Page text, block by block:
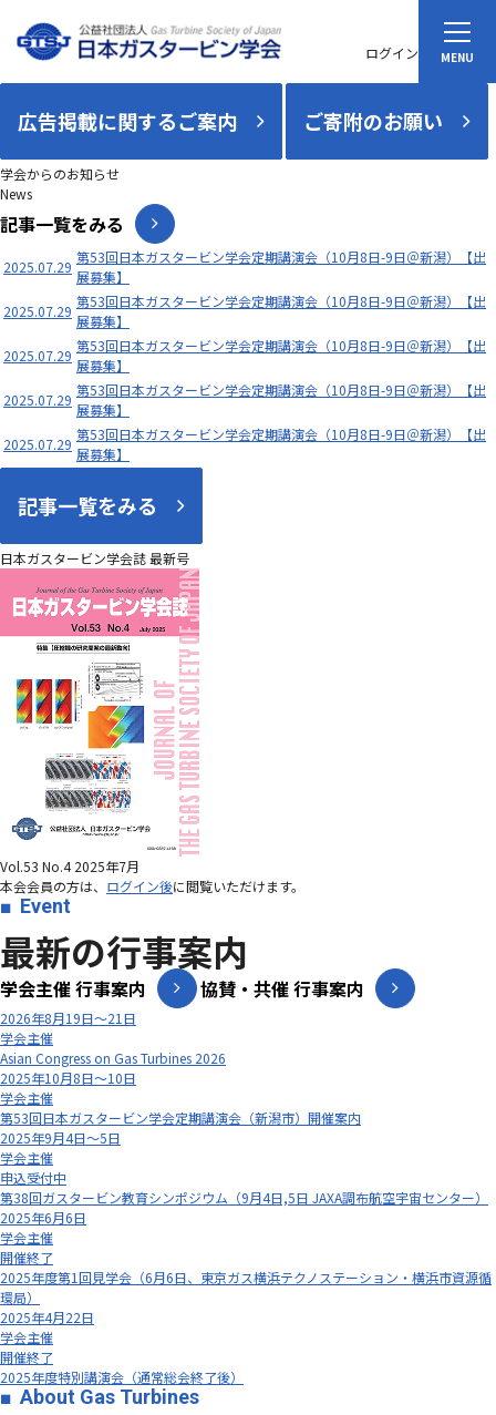
ログイン
広告掲載に関するご案内 ご寄附のお願い
学会からのお知らせ
News
記事一覧をみる
2025.07.29
第53回日本ガスタービン学会定期講演会（10月8日-9日＠新潟）【出
展募集】
2025.07.29
第53回日本ガスタービン学会定期講演会（10月8日-9日＠新潟）【出
展募集】
2025.07.29
第53回日本ガスタービン学会定期講演会（10月8日-9日＠新潟）【出
展募集】
2025.07.29
第53回日本ガスタービン学会定期講演会（10月8日-9日＠新潟）【出
展募集】
2025.07.29
第53回日本ガスタービン学会定期講演会（10月8日-9日＠新潟）【出
展募集】
記事一覧をみる
日本ガスタービン学会誌 最新号
Vol.53 No.4 2025年7月
本会会員の方は、 ログイン後に閲覧いただけます。
Event
最新の行事案内
学会主催 行事案内 協賛・共催 行事案内
2026年8月19日～21日
学会主催
Asian Congress on Gas Turbines 2026
2025年10月8日～10日
学会主催
第53回日本ガスタービン学会定期講演会（新潟市）開催案内
2025年9月4日～5日
学会主催
申込受付中
第38回ガスタービン教育シンポジウム（9月4日,5日 JAXA調布航空宇宙センター）
2025年6月6日
学会主催
開催終了
2025年度第1回見学会（6月6日、東京ガス横浜テクノステーション・横浜市資源循
環局）
2025年4月22日
学会主催
開催終了
2025年度特別講演会（通常総会終了後）
About Gas Turbines